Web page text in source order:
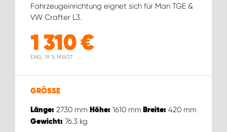
Fahrzeugeinrichtung eignet sich für Man TGE &
VW Crafter L3.
1 310€
EXKL. 19 % MWST.
GRÖSSE
Länge: 2730 mm Höhe: 1610 mm Breite: 420 mm
Gewicht: 76.3 kg